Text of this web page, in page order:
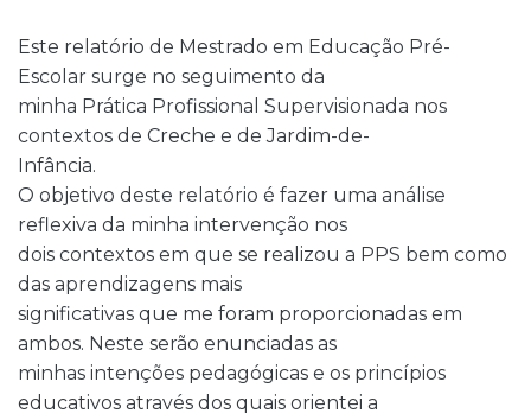
Este relatório de Mestrado em Educação Pré-
Escolar surge no seguimento da
minha Prática Profissional Supervisionada nos
contextos de Creche e de Jardim-de-
Infância.
O objetivo deste relatório é fazer uma análise
reflexiva da minha intervenção nos
dois contextos em que se realizou a PPS bem como
das aprendizagens mais
significativas que me foram proporcionadas em
ambos. Neste serão enunciadas as
minhas intenções pedagógicas e os princípios
educativos através dos quais orientei a